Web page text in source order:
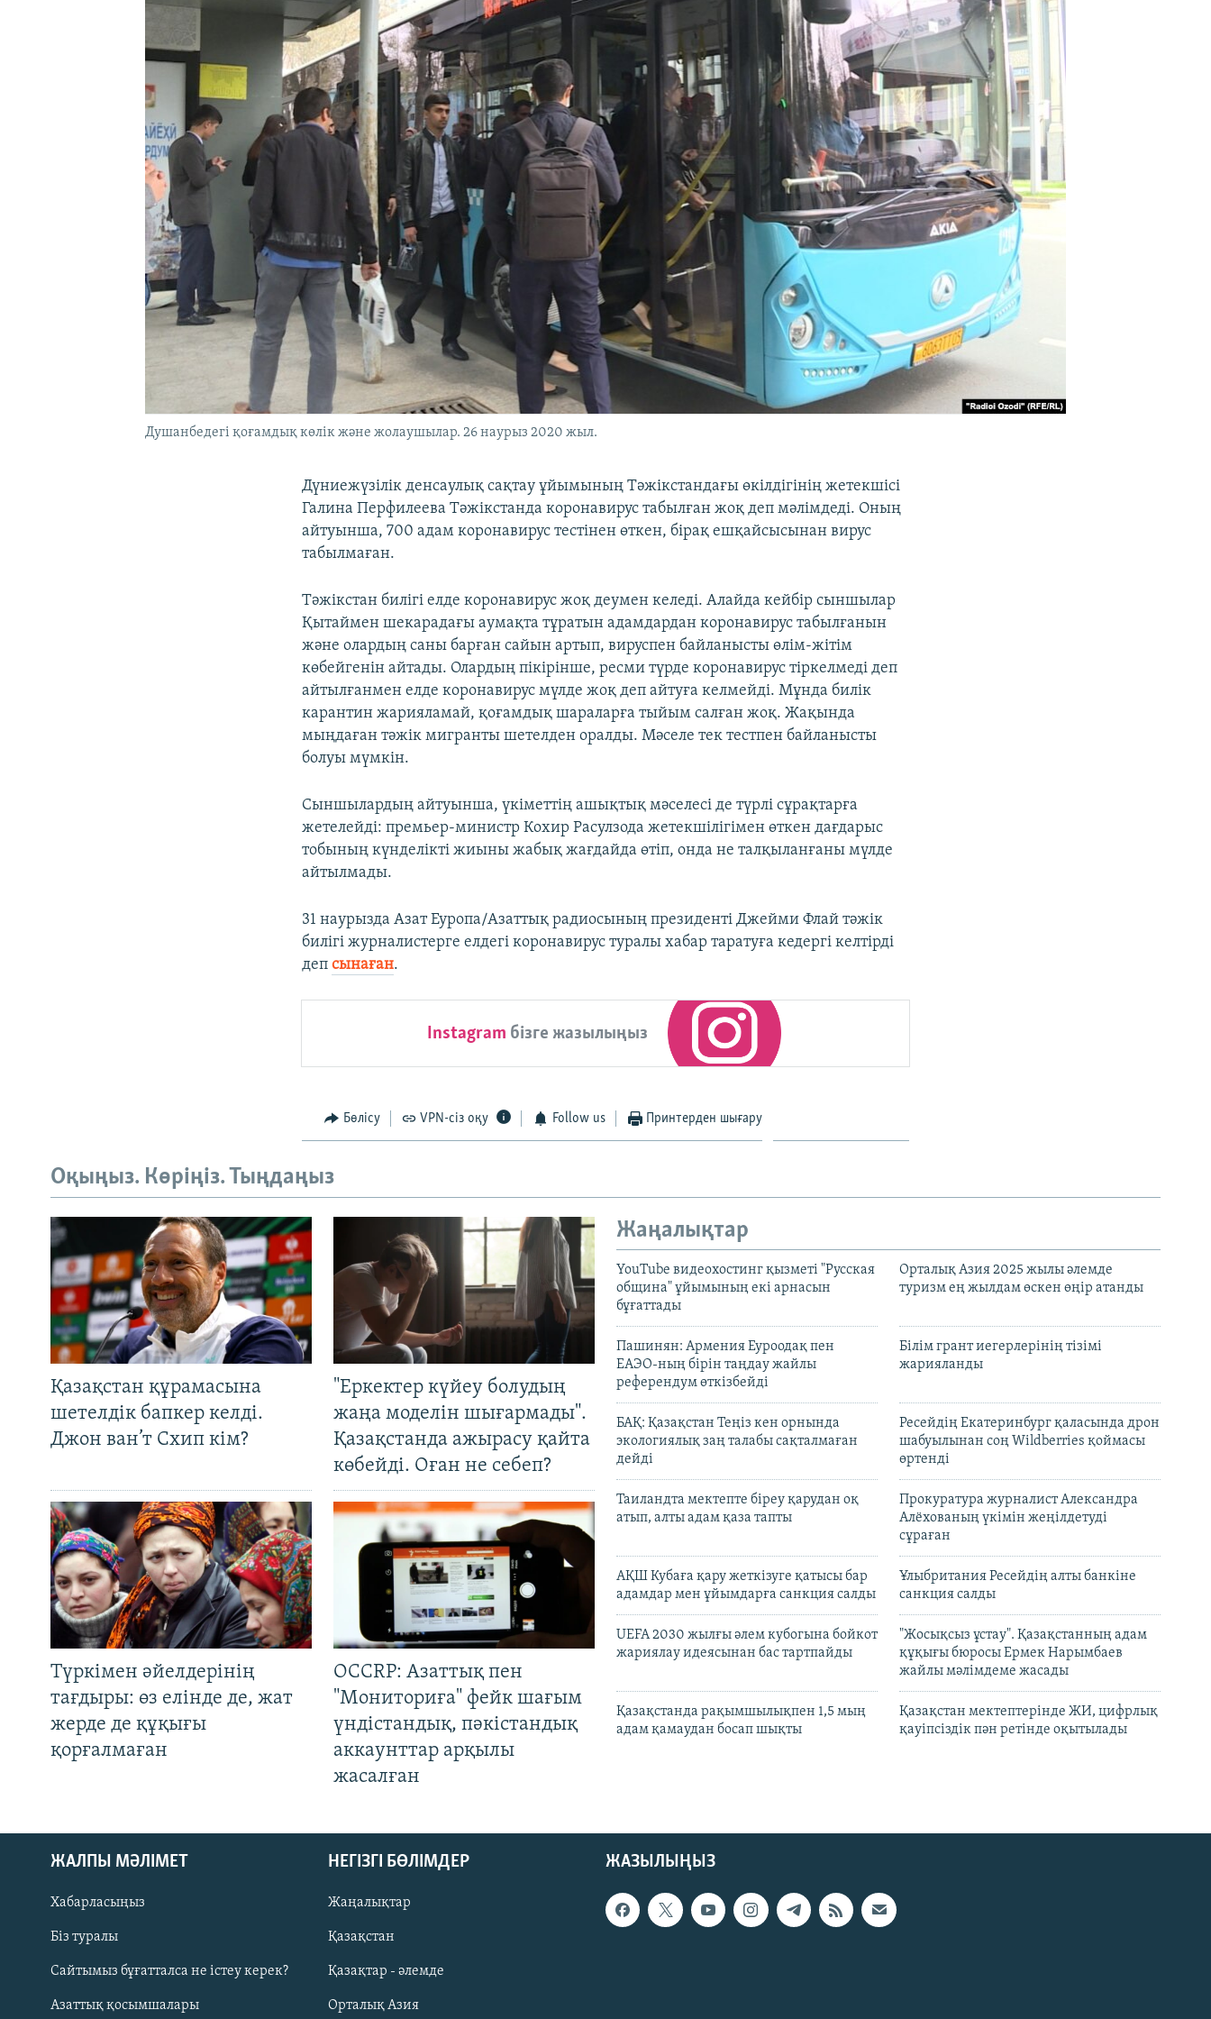
Русский
ЖАЗЫЛЫҢЫЗ
Душанбедегі қоғамдық көлік және жолаушылар. 26 наурыз 2020 жыл.
Дүниежүзілік денсаулық сақтау ұйымының Тәжікстандағы өкілдігінің жетекшісі
Галина Перфилеева Тәжікстанда коронавирус табылған жоқ деп мәлімдеді. Оның
айтуынша, 700 адам коронавирус тестінен өткен, бірақ ешқайсысынан вирус
табылмаған.
Тәжікстан билігі елде коронавирус жоқ деумен келеді. Алайда кейбір сыншылар
Қытаймен шекарадағы аумақта тұратын адамдардан коронавирус табылғанын
және олардың саны барған сайын артып, вируспен байланысты өлім-жітім
көбейгенін айтады. Олардың пікірінше, ресми түрде коронавирус тіркелмеді деп
айтылғанмен елде коронавирус мүлде жоқ деп айтуға келмейді. Мұнда билік
карантин жарияламай, қоғамдық шараларға тыйым салған жоқ. Жақында
мыңдаған тәжік мигранты шетелден оралды. Мәселе тек тестпен байланысты
болуы мүмкін.
Сыншылардың айтуынша, үкіметтің ашықтық мәселесі де түрлі сұрақтарға
жетелейді: премьер-министр Кохир Расулзода жетекшілігімен өткен дағдарыс
тобының күнделікті жиыны жабық жағдайда өтіп, онда не талқыланғаны мүлде
айтылмады.
31 наурызда Азат Еуропа/Азаттық радиосының президенті Джейми Флай тәжік
билігі журналистерге елдегі коронавирус туралы хабар таратуға кедергі келтірді
депсынаған.
Instagram бізге жазылыңыз
Бөлісу VPN-сіз оқу Follow us Принтерден шығару
Оқыңыз. Көріңіз. Тыңдаңыз
Қазақстан құрамасына
шетелдік бапкер келді.
Джон ван’т Схип кім?
"Еркектер күйеу болудың
жаңа моделін шығармады".
Қазақстанда ажырасу қайта
көбейді. Оған не себеп?
Түркімен әйелдерінің
тағдыры: өз елінде де, жат
жерде де құқығы
қорғалмаған
OCCRP: Азаттық пен
"Мониториға" фейк шағым
үндістандық, пәкістандық
аккаунттар арқылы
жасалған
Жаңалықтар
YouTube видеохостинг қызметі "Русская
община" ұйымының екі арнасын
бұғаттады
Орталық Азия 2025 жылы әлемде
туризм ең жылдам өскен өңір атанды
Пашинян: Армения Еуроодақ пен
ЕАЭО-ның бірін таңдау жайлы
референдум өткізбейді
Білім грант иегерлерінің тізімі
жарияланды
БАҚ: Қазақстан Теңіз кен орнында
экологиялық заң талабы сақталмаған
дейді
Ресейдің Екатеринбург қаласында дрон
шабуылынан соң Wildberries қоймасы
өртенді
Таиландта мектепте біреу қарудан оқ
атып, алты адам қаза тапты
Прокуратура журналист Александра
Алёхованың үкімін жеңілдетуді
сұраған
АҚШ Кубаға қару жеткізуге қатысы бар
адамдар мен ұйымдарға санкция салды
Ұлыбритания Ресейдің алты банкіне
санкция салды
UEFA 2030 жылғы әлем кубогына бойкот
жариялау идеясынан бас тартпайды
"Жосықсыз ұстау". Қазақстанның адам
құқығы бюросы Ермек Нарымбаев
жайлы мәлімдеме жасады
Қазақстанда рақымшылықпен 1,5 мың
адам қамаудан босап шықты
Қазақстан мектептерінде ЖИ, цифрлық
қауіпсіздік пән ретінде оқытылады
ЖАЗЫЛЫҢЫЗ
ЖАЛПЫ МӘЛІМЕТ
Хабарласыңыз
Біз туралы
Сайтымыз бұғатталса не істеу керек?
Азаттық қосымшалары
НЕГІЗГІ БӨЛІМДЕР
Жаңалықтар
Қазақстан
Қазақтар - әлемде
Орталық Азия